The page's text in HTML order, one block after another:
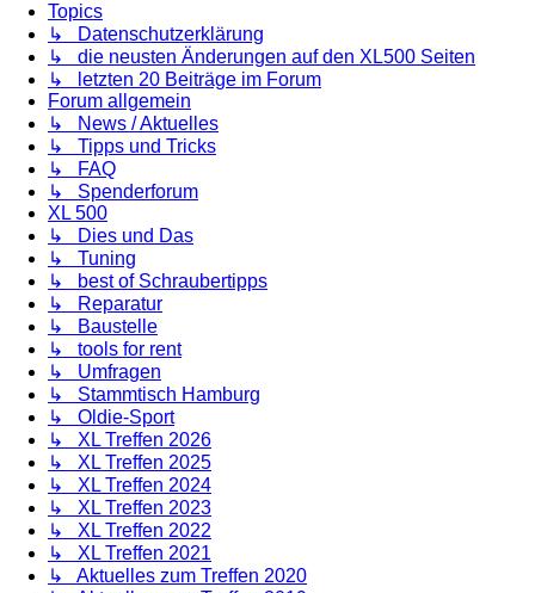
Topics
↳ Datenschutzerklärung
↳ die neusten Änderungen auf den XL500 Seiten
↳ letzten 20 Beiträge im Forum
Forum allgemein
↳ News / Aktuelles
↳ Tipps und Tricks
↳ FAQ
↳ Spenderforum
XL 500
↳ Dies und Das
↳ Tuning
↳ best of Schraubertipps
↳ Reparatur
↳ Baustelle
↳ tools for rent
↳ Umfragen
↳ Stammtisch Hamburg
↳ Oldie-Sport
↳ XL Treffen 2026
↳ XL Treffen 2025
↳ XL Treffen 2024
↳ XL Treffen 2023
↳ XL Treffen 2022
↳ XL Treffen 2021
↳ Aktuelles zum Treffen 2020